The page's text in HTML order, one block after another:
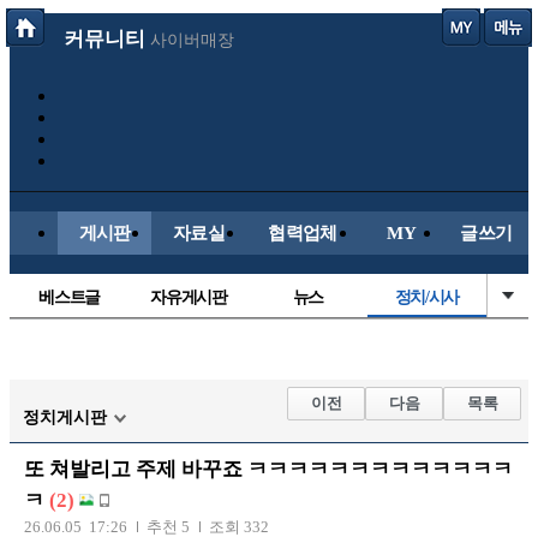
커뮤니티 사이버매장
게시판 자료실 협력업체 MY 글쓰기
베스트글 자유게시판 뉴스 정치/시사
해외축구
국내축구
정치게시판
이전 다음 목록
또 쳐발리고 주제 바꾸죠 ㅋㅋㅋㅋㅋㅋㅋㅋㅋㅋㅋㅋㅋ
ㅋ (2)
26.06.05 17:26 추천 5
조회 332